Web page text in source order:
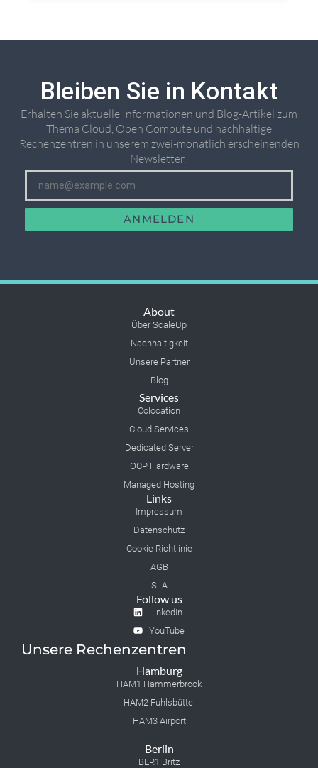
Bleiben Sie in Kontakt
Erhalten Sie aktuelle Informationen und Blog-Artikel zum
Thema Cloud, Open Compute und nachhaltige
Rechenzentren in unserem zwei-monatlich erscheinenden
Newsletter. ​
ANMELDEN
About
Über ScaleUp
Nachhaltigkeit
Unsere Partner
Blog
Services
Colocation
Cloud Services
Dedicated Server
OCP Hardware
Managed Hosting
Links
Impressum
Datenschutz
Cookie Richtlinie
AGB
SLA
Follow us
LinkedIn
YouTube
Unsere Rechenzentren
Hamburg
HAM1 Hammerbrook
HAM2 Fuhlsbüttel
HAM3 Airport
Berlin
BER1 Britz